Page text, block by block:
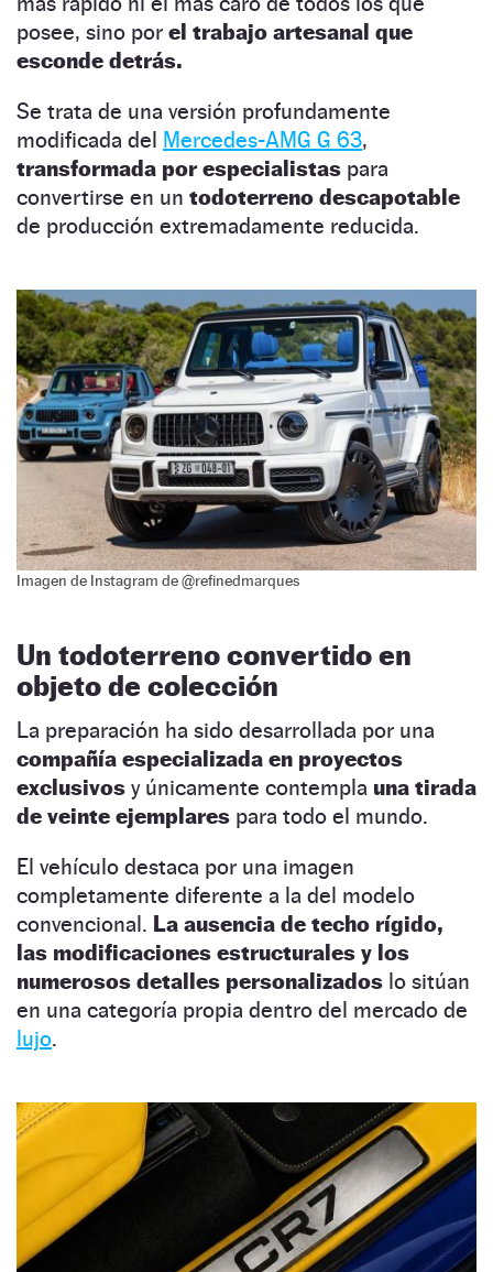
posee, sino por el trabajo artesanal que
esconde detrás.
Se trata de una versión profundamente
modificada del Mercedes-AMG G 63,
transformada por especialistas para
convertirse en un todoterreno descapotable
de producción extremadamente reducida.
Imagen de Instagram de @refinedmarques
Un todoterreno convertido en
objeto de colección
La preparación ha sido desarrollada por una
compañía especializada en proyectos
exclusivos y únicamente contempla una tirada
de veinte ejemplares para todo el mundo.
El vehículo destaca por una imagen
completamente diferente a la del modelo
convencional. La ausencia de techo rígido,
las modificaciones estructurales y los
numerosos detalles personalizados lo sitúan
en una categoría propia dentro del mercado de
lujo.